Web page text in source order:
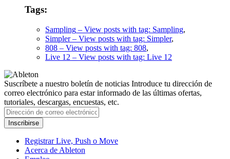
Tags:
Sampling – View posts with tag: Sampling,
Simpler– View posts with tag: Simpler,
808 – View posts with tag: 808,
Live 12 – View posts with tag: Live 12
Suscríbete a nuestro boletín de noticias Introduce tu dirección de
correo electrónico para estar informado de las últimas ofertas,
tutoriales, descargas, encuestas, etc.
Registrar Live, Push o Move
Acerca de Ableton